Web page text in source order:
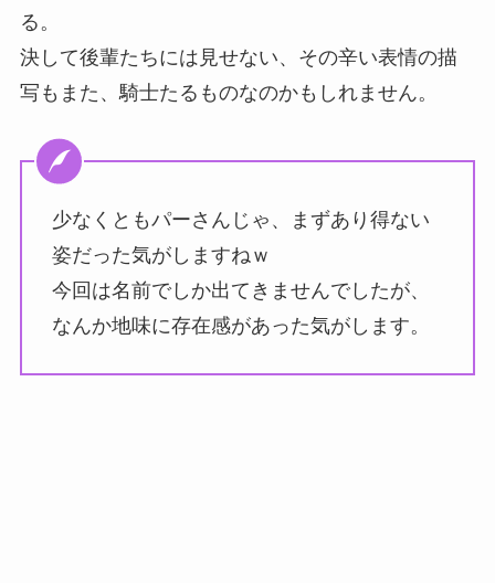
る。
決して後輩たちには見せない、その辛い表情の描
写もまた、騎士たるものなのかもしれません。
少なくともパーさんじゃ、まずあり得ない
姿だった気がしますねｗ
今回は名前でしか出てきませんでしたが、
なんか地味に存在感があった気がします。